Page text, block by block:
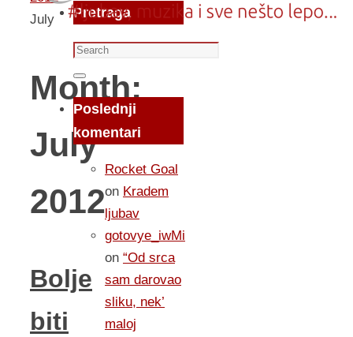
July
Month:
July
2012
Bolje
biti
Pretraga
Search
for:
Search
Poslednji
komentari
Rocket Goal
on Kradem
ljubav
gotovye_iwMi
on “Od srca
sam darovao
sliku, nek’
maloj